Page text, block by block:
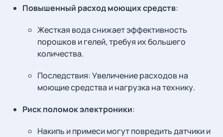
Повышенный расход моющих средств:
Жесткая вода снижает эффективность
порошков и гелей, требуя их большего
количества.
Последствия: Увеличение расходов на
моющие средства и нагрузка на технику.
Риск поломок электроники:
Накипь и примеси могут повредить датчики и